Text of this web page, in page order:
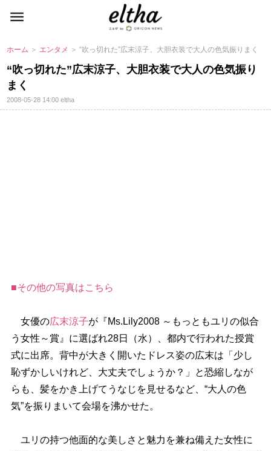
ホーム ＞ エンタメ ＞ “吹っ切れた”広末涼子、大胆衣装で大人の色気振りまく
“吹っ切れた”広末涼子、大胆衣装で大人の色気振り
まく
2008-05-28 14:00eltha
■その他の写真はこちら
女優の広末涼子が『Ms.Lily2008 ～もっともユリの似合
う女性～賞』に選ばれ28日（水）、都内で行われた授賞
式に出席。背中が大きく開いたドレス姿の広末は「少し
恥ずかしいけれど、大丈夫でしょうか？」と恐縮しなが
らも、髪をかき上げてうなじを見せるなど、“大人の色
気”を振りまいて会場を沸かせた。
ユリの持つ他面的な美しさと魅力を兼ね備えた女性に